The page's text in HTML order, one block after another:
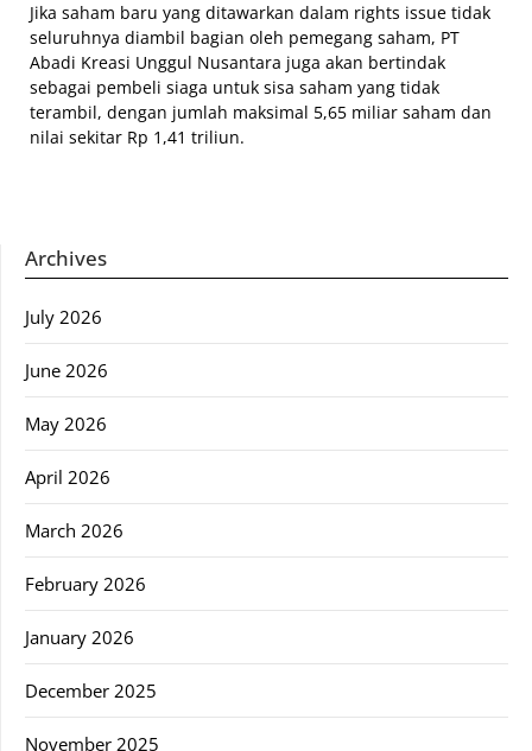
Jika saham baru yang ditawarkan dalam rights issue tidak
seluruhnya diambil bagian oleh pemegang saham, PT
Abadi Kreasi Unggul Nusantara juga akan bertindak
sebagai pembeli siaga untuk sisa saham yang tidak
terambil, dengan jumlah maksimal 5,65 miliar saham dan
nilai sekitar Rp 1,41 triliun.
Archives
July 2026
June 2026
May 2026
April 2026
March 2026
February 2026
January 2026
December 2025
November 2025